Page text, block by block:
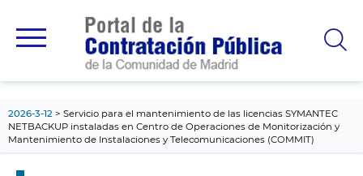
principal
2026-3-12
Servicio para el mantenimiento de las licencias SYMANTEC
NETBACKUP instaladas en Centro de Operaciones de Monitorización y
Mantenimiento de Instalaciones y Telecomunicaciones (COMMIT)